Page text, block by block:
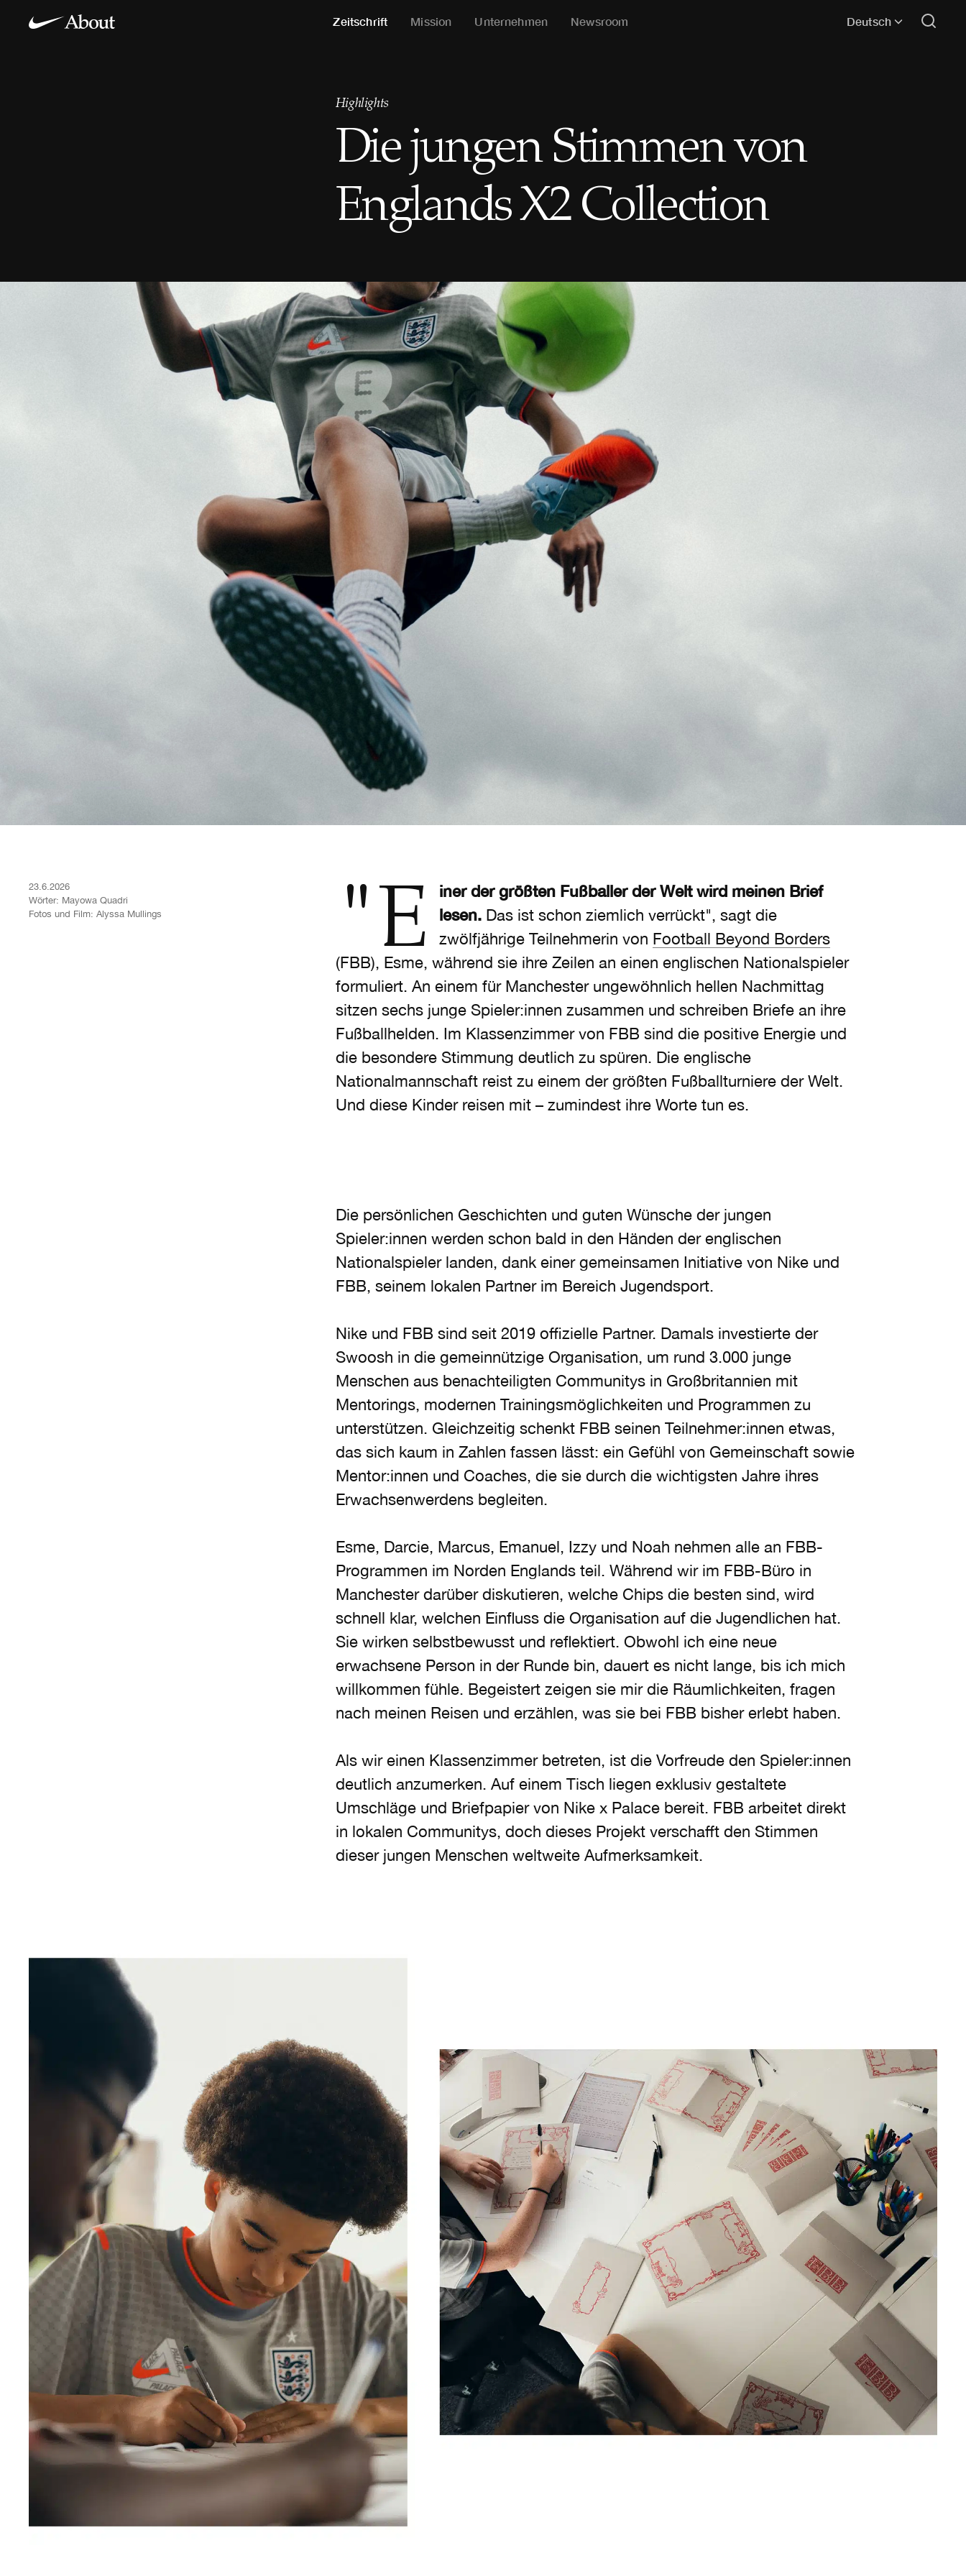
Zeitschrift Mission Unternehmen Newsroom Deutsch
Highlights
Die jungen Stimmen von
Englands X2 Collection
23.6.2026
Wörter: Mayowa Quadri
Fotos und Film: Alyssa Mullings
"Einer der größten Fußballer der Welt wird meinen Brief
lesen.Das ist schon ziemlich verrückt", sagt die
zwölfjährige Teilnehmerin von Football Beyond Borders
(FBB), Esme, während sie ihre Zeilen an einen englischen Nationalspieler
formuliert. An einem für Manchester ungewöhnlich hellen Nachmittag
sitzen sechs junge Spieler:innen zusammen und schreiben Briefe an ihre
Fußballhelden. Im Klassenzimmer von FBB sind die positive Energie und
die besondere Stimmung deutlich zu spüren. Die englische
Nationalmannschaft reist zu einem der größten Fußballturniere der Welt.
Und diese Kinder reisen mit – zumindest ihre Worte tun es.
Die persönlichen Geschichten und guten Wünsche der jungen
Spieler:innen werden schon bald in den Händen der englischen
Nationalspieler landen, dank einer gemeinsamen Initiative von Nike und
FBB, seinem lokalen Partner im Bereich Jugendsport.
Nike und FBB sind seit 2019 offizielle Partner. Damals investierte der
Swoosh in die gemeinnützige Organisation, um rund 3.000 junge
Menschen aus benachteiligten Communitys in Großbritannien mit
Mentorings, modernen Trainingsmöglichkeiten und Programmen zu
unterstützen. Gleichzeitig schenkt FBB seinen Teilnehmer:innen etwas,
das sich kaum in Zahlen fassen lässt: ein Gefühl von Gemeinschaft sowie
Mentor:innen und Coaches, die sie durch die wichtigsten Jahre ihres
Erwachsenwerdens begleiten.
Esme, Darcie, Marcus, Emanuel, Izzy und Noah nehmen alle an FBB-
Programmen im Norden Englands teil. Während wir im FBB-Büro in
Manchester darüber diskutieren, welche Chips die besten sind, wird
schnell klar, welchen Einfluss die Organisation auf die Jugendlichen hat.
Sie wirken selbstbewusst und reflektiert. Obwohl ich eine neue
erwachsene Person in der Runde bin, dauert es nicht lange, bis ich mich
willkommen fühle. Begeistert zeigen sie mir die Räumlichkeiten, fragen
nach meinen Reisen und erzählen, was sie bei FBB bisher erlebt haben.
Als wir einen Klassenzimmer betreten, ist die Vorfreude den Spieler:innen
deutlich anzumerken. Auf einem Tisch liegen exklusiv gestaltete
Umschläge und Briefpapier von Nike x Palace bereit. FBB arbeitet direkt
in lokalen Communitys, doch dieses Projekt verschafft den Stimmen
dieser jungen Menschen weltweite Aufmerksamkeit.